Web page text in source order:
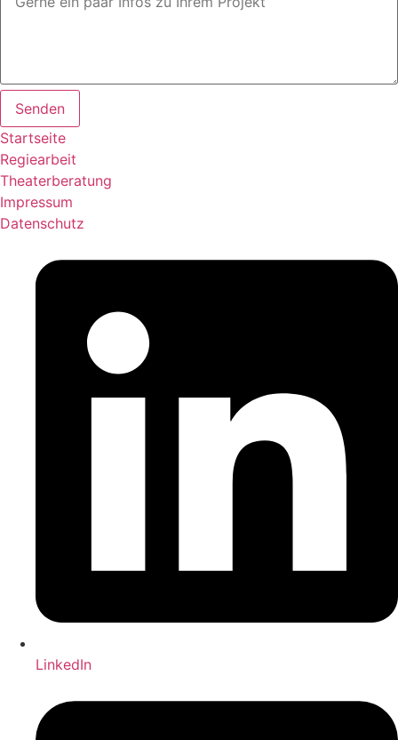
Senden
Startseite
Regiearbeit
Theaterberatung
Impressum
Datenschutz
LinkedIn